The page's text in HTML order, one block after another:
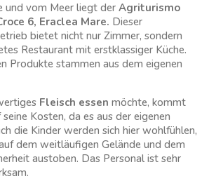
und vom Meer liegt der Agriturismo
6, Eraclea Mare. Dieser
bietet nicht nur Zimmer, sondern
Restaurant mit erstklassiger Küche.
Produkte stammen aus dem eigenen
Fleisch essen möchte, kommt
Kosten, da es aus der eigenen
die Kinder werden sich hier wohlfühlen,
dem weitläufigen Gelände und dem
austoben. Das Personal ist sehr